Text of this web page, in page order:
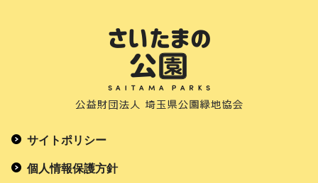
サイトポリシー
個人情報保護方針